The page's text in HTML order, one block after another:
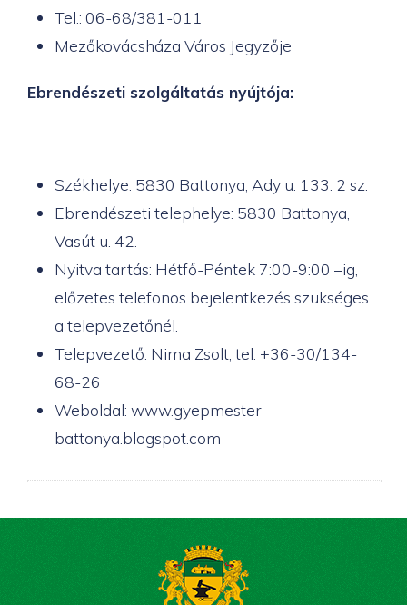
Tel.: 06-68/381-011
Mezőkovácsháza Város Jegyzője
Ebrendészeti szolgáltatás nyújtója:
Székhelye: 5830 Battonya, Ady u. 133. 2 sz.
Ebrendészeti telephelye: 5830 Battonya,
Vasút u. 42.
Nyitva tartás: Hétfő-Péntek 7:00-9:00 –ig,
előzetes telefonos bejelentkezés szükséges
a telepvezetőnél.
Telepvezető: Nima Zsolt, tel: +36-30/134-
68-26
Weboldal: www.gyepmester-
battonya.blogspot.com